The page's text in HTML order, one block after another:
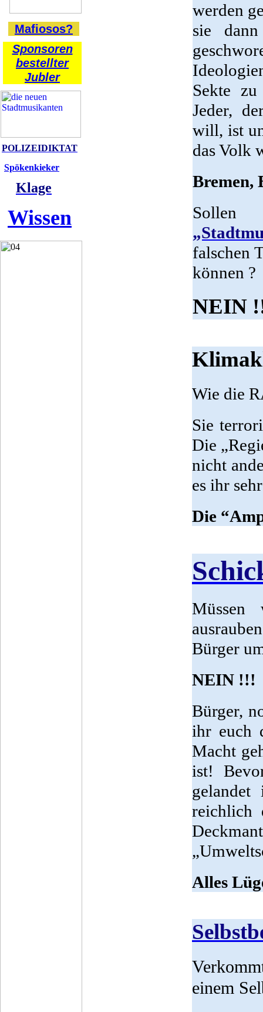
Mafiosos?
Sponsoren
bestellter
Jubler
POLIZEIDIKTAT
Spökenkieker
Klage
Wissen
werden
sie
Sekte
Jeder,
will, ist
das Volk
Bremen,
Sollen
falschen
können ?
NEIN
Wie die
Sie
Die
nicht
es ihr
Die
Müssen
Bürger
NEIN !!!
Bürger,
ihr euch
Macht
ist!
reichlich
Alles
einem